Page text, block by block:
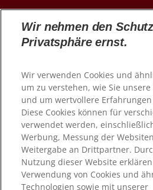
© 2026 Colgate-Palmolive
Wir nehmen den
Privatsphäre ernst.
Wir verwenden Cookies und
um zu verstehen, wie Sie
und um wertvollere
Diese Cookies können für
verwendet werden,
Werbung, Messung der
Weitergabe an Drittpartner.
Nutzung dieser Website
Verwendung von Cookies und
Technologien sowie mit unserer